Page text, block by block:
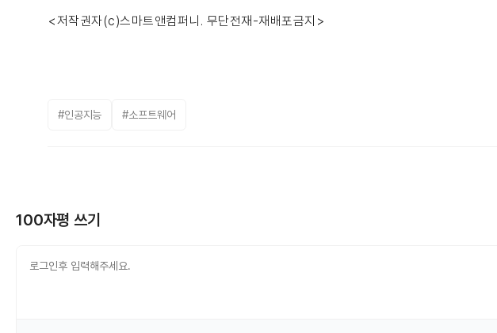
<저작권자(c)스마트앤컴퍼니. 무단전재-재배포금지>
#인공지능 #소프트웨어
100자평 쓰기